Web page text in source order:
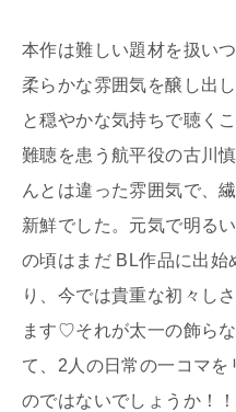
本作は難しい題材を扱い
柔らかな雰囲気を醸し出
と穏やかな気持ちで聴く
難聴を患う航平役の古川
んとは違った雰囲気で、
新鮮でした。元気で明る
の頃はまだ BL作品に出始
り、今では貴重な初々し
ます♡それが太一の飾ら
て、2人の日常の一コマ
のではないでしょうか！！